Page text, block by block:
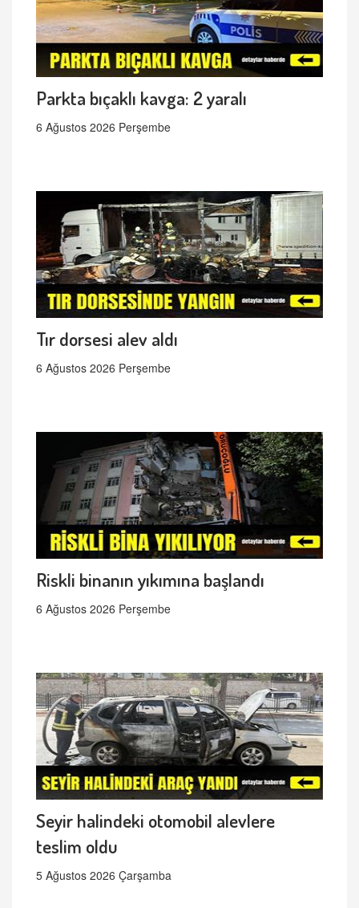
Parkta bıçaklı kavga: 2 yaralı
6 Ağustos 2026 Perşembe
Tır dorsesi alev aldı
6 Ağustos 2026 Perşembe
Riskli binanın yıkımına başlandı
6 Ağustos 2026 Perşembe
Seyir halindeki otomobil alevlere
teslim oldu
5 Ağustos 2026 Çarşamba